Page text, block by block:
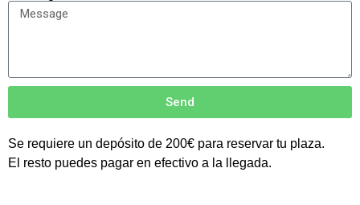
Send
Se requiere un depósito de 200€ para reservar tu plaza.
El resto puedes pagar en efectivo a la llegada.